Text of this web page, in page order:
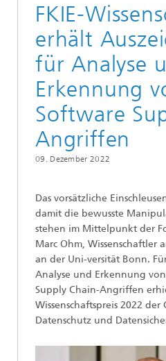
FKIE-
erhält
für Analyse
Erkennung
Software
Angriffen
09. Dezember 2022
Das vorsätzliche
damit die bewusste
stehen im Mittelpunkt der
Marc Ohm, Wissenschaftler
an der Uni-versität Bonn.
Analyse und Erkennung
Supply Chain-Angriffen
Wissenschaftspreis 2022 der
Datenschutz und